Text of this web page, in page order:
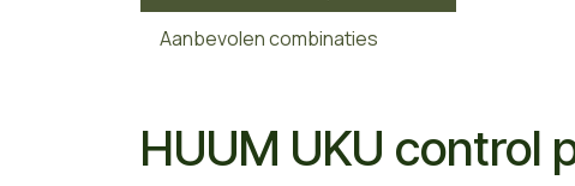
Aanbevolen combinaties
HUUM UKU control